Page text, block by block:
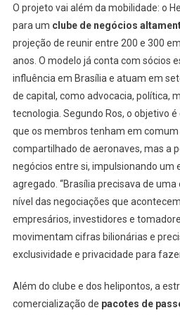
O projeto vai além da mobilidade: o
para um clube de negócios
projeção de reunir entre 200 e 300
anos. O modelo já conta com sócios
influência em Brasília e atuam em
de capital, como advocacia, política,
tecnologia. Segundo Ros, o objetivo
que os membros tenham em comum
compartilhado de aeronaves, mas a
negócios entre si, impulsionando um
agregado. “Brasília precisava de
nível das negociações que
empresários, investidores e
movimentam cifras bilionárias e
exclusividade e privacidade para
Além do clube e dos helipontos, a
comercialização de pacotes de